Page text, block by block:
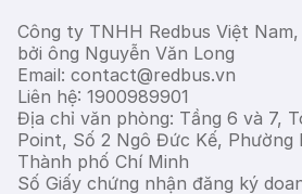
Công ty TNHH Redbus Việt
bởi ông Nguyễn Văn Long
Email: contact@redbus.vn
Liên hệ: 1900989901
Địa chỉ văn phòng: Tầng 6 và 7,
Point, Số 2 Ngô Đức Kế, Phường
Thành phố Chí Minh
Số Giấy chứng nhận đăng ký